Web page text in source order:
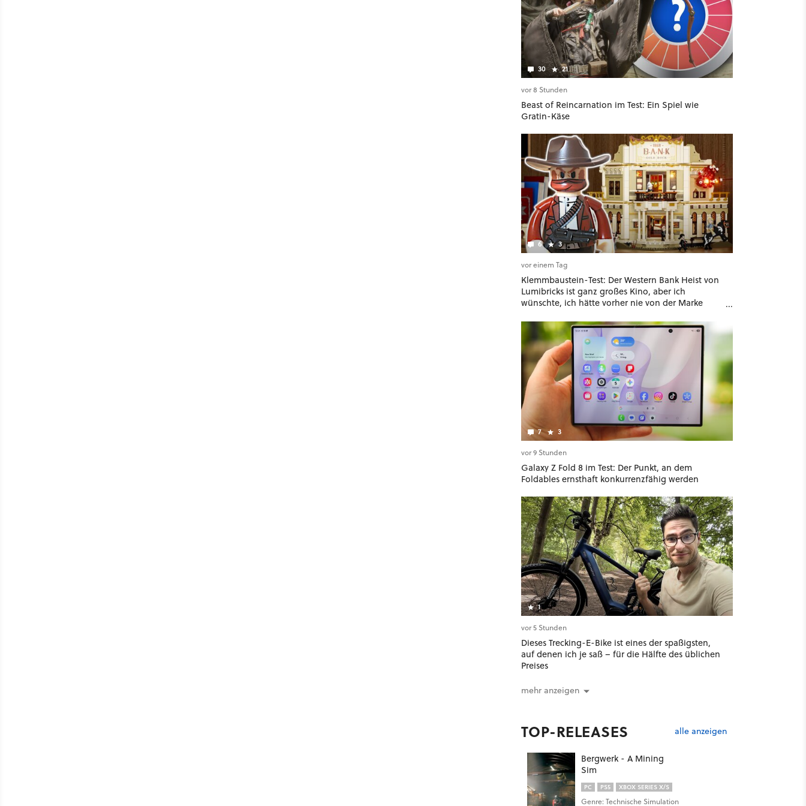
30 21
vor 8 Stunden
Beast of Reincarnation im Test: Ein Spiel wie
Gratin-Käse
6 3
vor einem Tag
Klemmbaustein-Test: Der Western Bank Heist von
Lumibricks ist ganz großes Kino, aber ich
wünschte, ich hätte vorher nie von der Marke
7 3
vor 9 Stunden
Galaxy Z Fold 8 im Test: Der Punkt, an dem
Foldables ernsthaft konkurrenzfähig werden
1
vor 5 Stunden
Dieses Trecking-E-Bike ist eines der spaßigsten,
auf denen ich je saß – für die Hälfte des üblichen
Preises
mehr anzeigen
TOP-RELEASES alle anzeigen
Bergwerk - A Mining
Sim
PC PS5 XBOX SERIES X/S
Genre: Technische Simulation